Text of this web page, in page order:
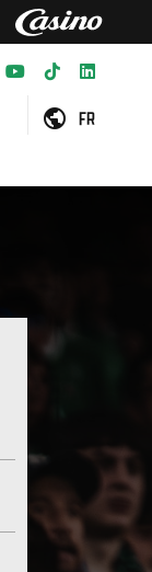
FR
Jeudi 06 Août
Julien Le Cardinal :
Jeudi 06 Août